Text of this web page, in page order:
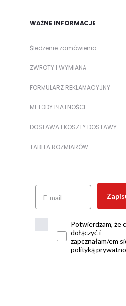
WAŻNE INFORMACJE
Śledzenie zamówienia
ZWROTY I WYMIANA
FORMULARZ REKLAMACYJNY
METODY PŁATNOŚCI
DOSTAWA I KOSZTY DOSTAWY
TABELA ROZMIARÓW
Potwierdzam, że
dołączyć i
zapoznałam/em
polityką